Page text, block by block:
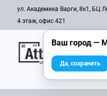
ул. Академика Варги, 8к1, БЦ
4 этаж, офис 421
Онлайн-журнал
Ваш город —
Да, сохранить